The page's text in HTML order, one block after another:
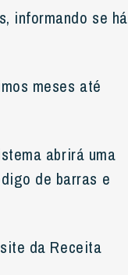
informando se há
meses até
abrirá uma
de barras e
da Receita